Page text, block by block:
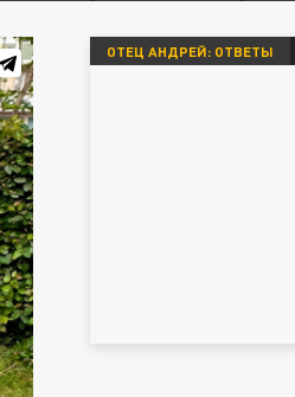
ОТЕЦ АНДРЕЙ: ОТВЕТЫ